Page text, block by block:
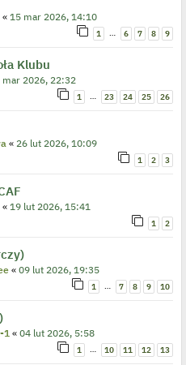
« 15 mar 2026, 14:10
1 … 6 7 8 9
Klubu
mar 2026, 22:32
1 … 23 24 25 26
« 26 lut 2026, 10:09
1 2 3
« 19 lut 2026, 15:41
1 2
« 09 lut 2026, 19:35
1 … 7 8 9 10
1« 04 lut 2026, 5:58
1 … 10 11 12 13